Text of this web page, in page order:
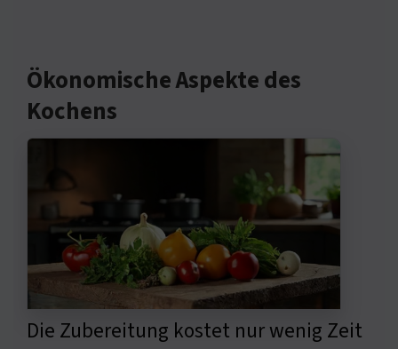
Ökonomische Aspekte des
Kochens
Die Zubereitung kostet nur wenig Zeit